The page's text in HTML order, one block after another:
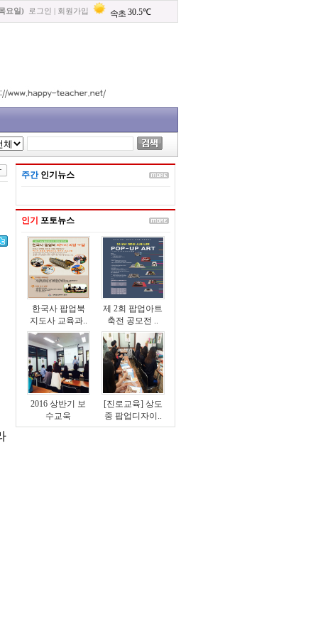
요일) 로그인 회원가입
주간인기뉴스
인기 포토뉴스
한국사 팝업북
지도사 교육과..
제 2회 팝업아트
축전 공모전 ..
2016 상반기 보
수교욱
[진로교육] 상도
중 팝업디자이..